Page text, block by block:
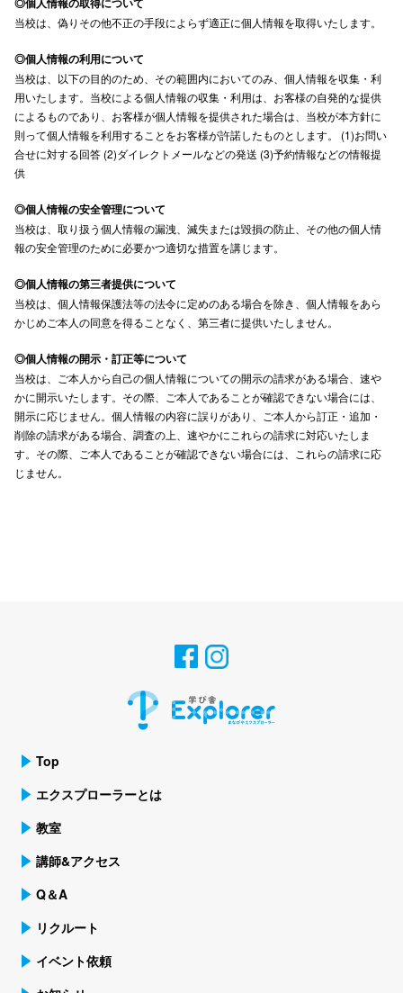
当校は、偽りその他不正の手段によらず適正に個人情報を取得いたします。
◎個人情報の利用について
当校は、以下の目的のため、その範囲内においてのみ、個人情報を収集・利
用いたします。当校による個人情報の収集・利用は、お客様の自発的な提供
によるものであり、お客様が個人情報を提供された場合は、当校が本方針に
則って個人情報を利用することをお客様が許諾したものとします。 (1)お問い
合せに対する回答 (2)ダイレクトメールなどの発送 (3)予約情報などの情報提
供
◎個人情報の安全管理について
当校は、取り扱う個人情報の漏洩、滅失または毀損の防止、その他の個人情
報の安全管理のために必要かつ適切な措置を講じます。
◎個人情報の第三者提供について
当校は、個人情報保護法等の法令に定めのある場合を除き、個人情報をあら
かじめご本人の同意を得ることなく、第三者に提供いたしません。
◎個人情報の開示・訂正等について
当校は、ご本人から自己の個人情報についての開示の請求がある場合、速や
かに開示いたします。その際、ご本人であることが確認できない場合には、
開示に応じません。個人情報の内容に誤りがあり、ご本人から訂正・追加・
削除の請求がある場合、調査の上、速やかにこれらの請求に対応いたしま
す。その際、ご本人であることが確認できない場合には、これらの請求に応
じません。
Top
エクスプローラーとは
教室
講師&アクセス
Q＆A
リクルート
イベント依頼